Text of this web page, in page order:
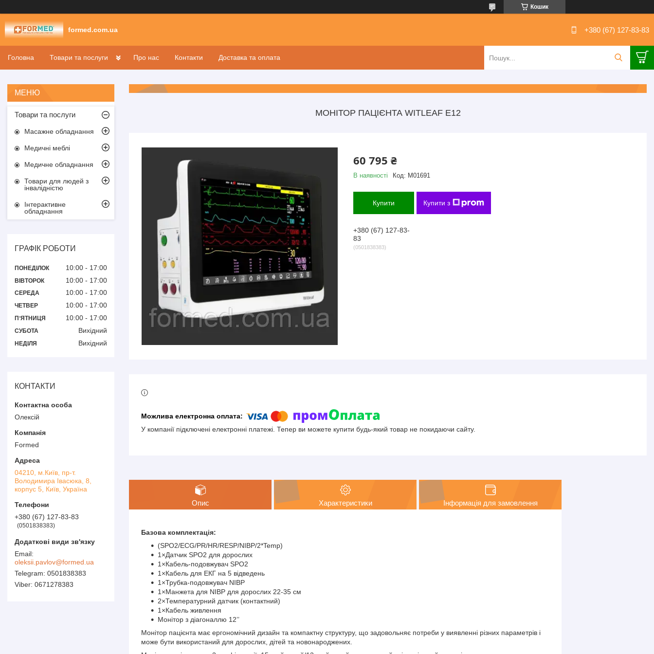
Кошик
formed.com.ua +380 (67) 127-83-83
Головна Товари та послуги Про нас Контакти Доставка та оплата
МОНІТОР ПАЦІЄНТА WITLEAF Е12
60 795 ₴
В наявності Код: M01691
Купити Купити з
+380 (67) 127-83-
83
0501838383
У компанії підключені електронні платежі. Тепер ви можете купити будь-який товар не покидаючи сайту.
Опис Характеристики Інформація для замовлення
Базова комплектація:
(SPO2/ECG/PR/HR/RESP/NIBP/2*Temp)
1×Датчик SPO2 для дорослих
1×Кабель-подовжувач SPO2
1×Кабель для ЕКГ на 5 відведень
1×Трубка-подовжувач NIBP
1×Манжета для NIBP для дорослих 22-35 см
2×Температурний датчик (контактний)
1×Кабель живлення
Монітор з діагоналлю 12’’
Монітор пацієнта має ергономічний дизайн та компактну структуру, що задовольняє потреби у виявленні різних параметрів і
може бути використаний для дорослих, дітей та новонароджених.
Товари та послуги
Масажне обладнання
Медичні меблі
Медичне обладнання
Товари для людей з
інвалідністю
Інтерактивне
обладнання
ГРАФІК РОБОТИ
ПОНЕДІЛОК 10:00 17:00
ВІВТОРОК 10:00 17:00
СЕРЕДА 10:00 17:00
ЧЕТВЕР 10:00 17:00
ПʼЯТНИЦЯ 10:00 17:00
СУБОТА Вихідний
НЕДІЛЯ Вихідний
КОНТАКТИ
Олексій
Formed
04210, м.Київ, пр-т.
Володимира Івасюка, 8,
корпус 5, Київ, Україна
+380 (67) 127-83-83
0501838383
oleksii.pavlov@formed.ua
0501838383
0671278383